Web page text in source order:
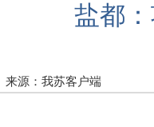
盐都
来源：我苏客户端